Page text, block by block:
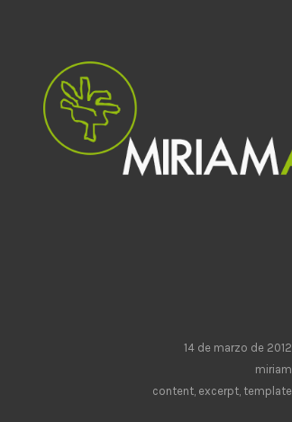
14 de marzo de 2012
miriam
content excerpt template